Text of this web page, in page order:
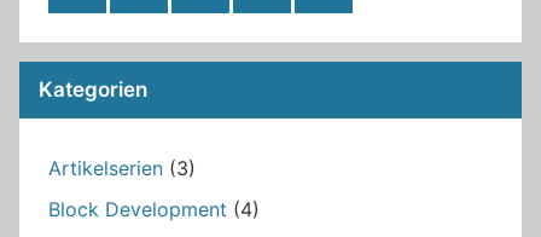
Feed
Kategorien
Artikelserien (3)
Block Development (4)